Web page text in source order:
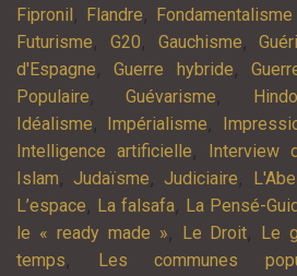
Fipronil, Flandre,
Futurisme, G20, Gauchisme,
d'Espagne,Guerre hybride,
Populaire,Guévarisme,
Idéalisme, Impérialisme,
Intelligence artificielle, Interview
Islam, Judaïsme, Judiciaire,
L’espace, La falsafa, La Pensé-
le « ready made », Le Droit, Le
temps, Les communes